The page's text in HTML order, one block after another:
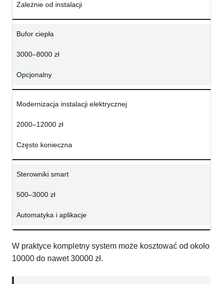
Zależnie od instalacji
Bufor ciepła
3000–8000 zł
Opcjonalny
Modernizacja instalacji elektrycznej
2000–12000 zł
Często konieczna
Sterowniki smart
500–3000 zł
Automatyka i aplikacje
W praktyce kompletny system może kosztować od około
10000 do nawet 30000 zł.